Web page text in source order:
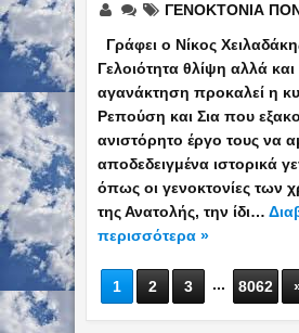
ΓΕΝΟΚΤΟΝΙΑ
Γράφει ο Νίκος
Γελοιότητα θλίψη αλλά
αγανάκτηση προκαλεί η
Ρεπούση και Σια που
ανιστόρητο έργο τους να
αποδεδειγμένα ιστορικά
όπως οι γενοκτονίες των
της Ανατολής, την ίδι…
περισσότερα »
1 2 3 ... 8062